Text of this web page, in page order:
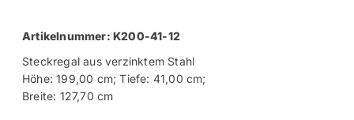
Artikelnummer: K200-41-12
Steckregal aus verzinktem Stahl
Höhe: 199,00 cm; Tiefe: 41,00 cm;
Breite: 127,70 cm